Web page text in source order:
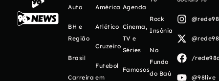
Auto
BH e
Região
Brasil
Carreira
América
Atlético
Cruzeiro
Futebol
em
Agenda
Cinema,
TV e
Séries
Famosos
Rock
Insônia
No
Fundo
do Baú
/
@98live